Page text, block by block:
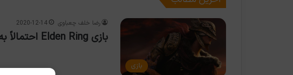
بازی
رضا خلف چعباوی 2020-12-14
بازی Elden Ring احتمالاً به زودی نمایش خواهد داشت